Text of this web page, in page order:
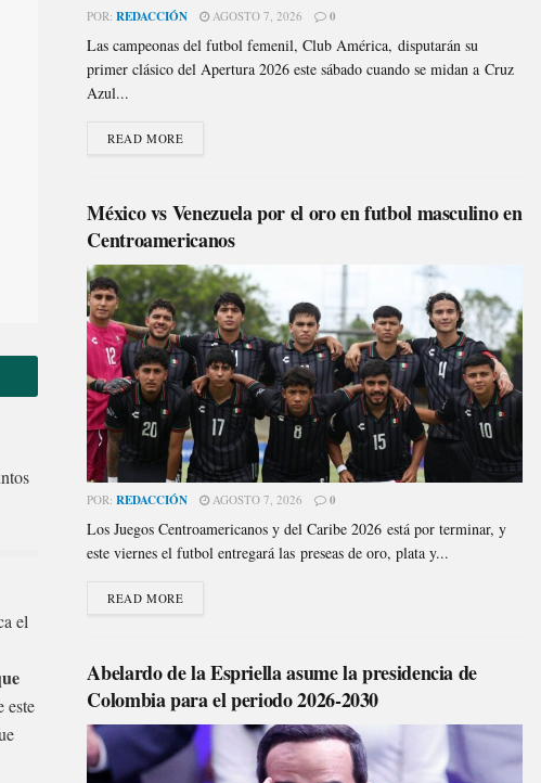
el
este
POR: REDACCIÓN AGOSTO 7, 2026 0
Las campeonas del futbol femenil, Club América, disputarán su
primer clásico del Apertura 2026 este sábado cuando se midan a Cruz
Azul...
READ MORE
México vs Venezuela por el oro en futbol masculino en
Centroamericanos
POR: REDACCIÓN AGOSTO 7, 2026 0
Los Juegos Centroamericanos y del Caribe 2026 está por terminar, y
este viernes el futbol entregará las preseas de oro, plata y...
READ MORE
Abelardo de la Espriella asume la presidencia de
Colombia para el periodo 2026-2030